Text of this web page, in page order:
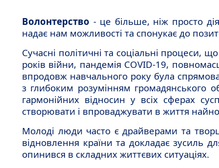
Волонтерство - це більше, ніж просто
надає нам можливості та спонукає до
Сучасні політичні та соціальні процеси,
років війни, пандемія COVID-19,
впродовж навчального року була
з глибоким розумінням громадянського
гармонійних відносин у всіх сферах
створювати і впроваджувати в життя
Молоді люди часто є драйверами та
відновлення країни та докладає зусиль
опинився в складних життєвих ситуаціях.